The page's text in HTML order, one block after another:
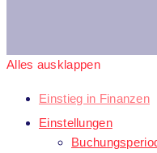
Alles ausklappen
Einstieg in Finanzen
Einstellungen